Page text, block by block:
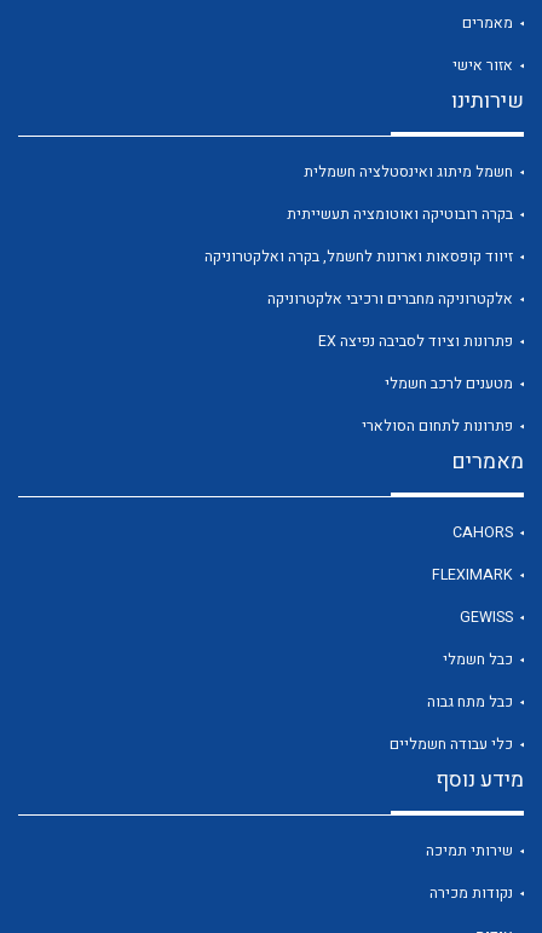
מאמרים
אזור אישי
שירותינו
חשמל מיתוג ואינסטלציה חשמלית
בקרה רובוטיקה ואוטומציה תעשייתית
זיווד קופסאות וארונות לחשמל, בקרה ואלקטרוניקה
אלקטרוניקה מחברים ורכיבי אלקטרוניקה
פתרונות וציוד לסביבה נפיצה EX
מטענים לרכב חשמלי
פתרונות לתחום הסולארי
מאמרים
CAHORS
FLEXIMARK
GEWISS
כבל חשמלי
כבל מתח גבוה
כלי עבודה חשמליים
מידע נוסף
שירותי תמיכה
נקודות מכירה